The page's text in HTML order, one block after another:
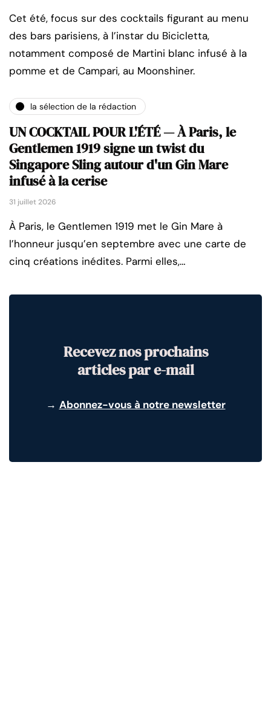
Cet été, focus sur des cocktails figurant au menu
des bars parisiens, à l’instar du Bicicletta,
notamment composé de Martini blanc infusé à la
pomme et de Campari, au Moonshiner.
la sélection de la rédaction
UN COCKTAIL POUR L'ÉTÉ — À Paris, le
Gentlemen 1919 signe un twist du
Singapore Sling autour d'un Gin Mare
infusé à la cerise
31 juillet 2026
À Paris, le Gentlemen 1919 met le Gin Mare à
l’honneur jusqu’en septembre avec une carte de
cinq créations inédites. Parmi elles,…
Recevez nos prochains
articles par e-mail
→ Abonnez-vous à notre newsletter